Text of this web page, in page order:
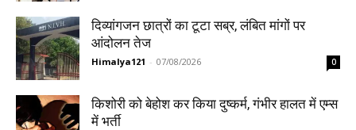
दिव्यांगजन छात्रों का टूटा सब्र, लंबित मांगों पर
आंदोलन तेज
Himalya121 - 07/08/2026 0
किशोरी को बेहोश कर किया दुष्कर्म, गंभीर हालत में एम्स
में भर्ती